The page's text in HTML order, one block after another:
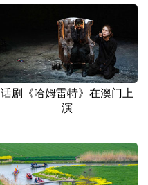
话剧《哈姆雷特》在澳门上
演